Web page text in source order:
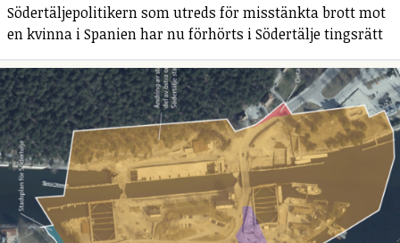
Södertäljepolitikern som utreds för misstänkta brott mot
en kvinna i Spanien har nu förhörts i Södertälje tingsrätt